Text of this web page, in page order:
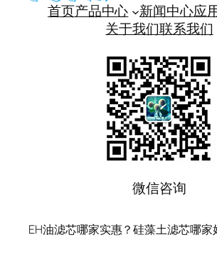
首页产品中心 新闻中心应
关于我们联系我们
微信咨询
EH油滤芯哪家实惠？硅藻土滤芯哪